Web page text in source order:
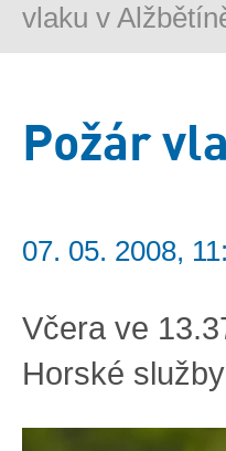
vlaku v
Požár
07. 05. 2008,
Včera ve
Horské